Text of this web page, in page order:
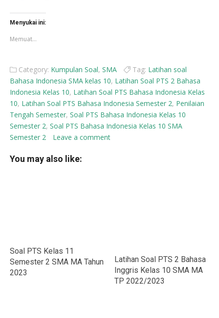
Facebook(Membuka
di
jendela
baru)
Menyukai ini:
Memuat...
Category: Kumpulan Soal, SMA Tag: Latihan soal
Bahasa Indonesia SMA kelas 10, Latihan Soal PTS 2 Bahasa
Indonesia Kelas 10, Latihan Soal PTS Bahasa Indonesia Kelas
10, Latihan Soal PTS Bahasa Indonesia Semester 2, Penilaian
Tengah Semester, Soal PTS Bahasa Indonesia Kelas 10
Semester 2, Soal PTS Bahasa Indonesia Kelas 10 SMA
Semester 2
Leave a comment
You may also like:
Soal PTS Kelas 11
Semester 2 SMA MA Tahun
2023
Latihan Soal PTS 2 Bahasa
Inggris Kelas 10 SMA MA
TP 2022/2023